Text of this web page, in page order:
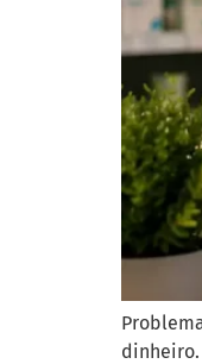
dinheiro.